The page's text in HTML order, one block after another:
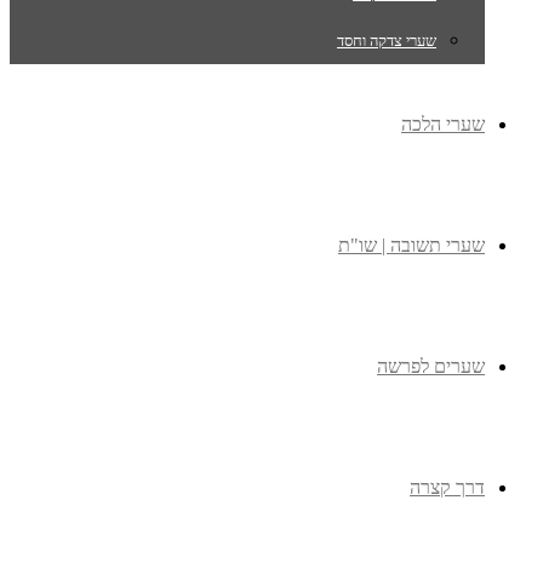
שערי צדקה וחסד
שערי הלכה
שערי תשובה | שו"ת
שערים לפרשה
דרך קצרה